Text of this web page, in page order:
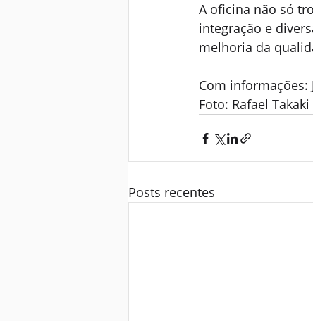
A oficina não só
integração e
melhoria da
Com informações:
Foto: Rafael Takaki
Posts recentes